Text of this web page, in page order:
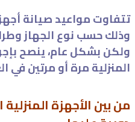
تتفاوت مواعيد صيانة
وذلك حسب نوع الجهاز
ولكن بشكل عام، ينصح
المنزلية مرة أو مرتين في
من بين الأجهزة